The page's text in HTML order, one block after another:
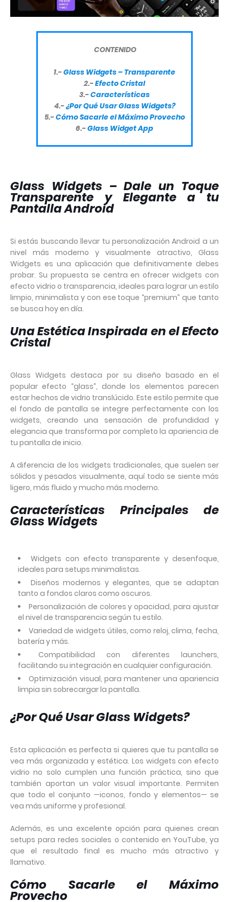
CONTENIDO
1.-Glass Widgets – Transparente
2.-Efecto Cristal
3.-Características
4.-¿Por Qué Usar Glass Widgets?
5.-Cómo Sacarle el Máximo Provecho
6.-Glass Widget App
Glass Widgets – Dale un Toque
Transparente y Elegante a tu
Pantalla Android
Si estás buscando llevar tu personalización Android a un
nivel más moderno y visualmente atractivo, Glass
Widgets es una aplicación que definitivamente debes
probar. Su propuesta se centra en ofrecer widgets con
efecto vidrio o transparencia, ideales para lograr un estilo
limpio, minimalista y con ese toque “premium” que tanto
se busca hoy en día.
Una Estética Inspirada en el Efecto
Cristal
Glass Widgets destaca por su diseño basado en el
popular efecto “glass”, donde los elementos parecen
estar hechos de vidrio translúcido. Este estilo permite que
el fondo de pantalla se integre perfectamente con los
widgets, creando una sensación de profundidad y
elegancia que transforma por completo la apariencia de
tu pantalla de inicio.
A diferencia de los widgets tradicionales, que suelen ser
sólidos y pesados visualmente, aquí todo se siente más
ligero, más fluido y mucho más moderno.
Características Principales de
Glass Widgets
Widgets con efecto transparente y desenfoque,
ideales para setups minimalistas.
Diseños modernos y elegantes, que se adaptan
tanto a fondos claros como oscuros.
Personalización de colores y opacidad, para ajustar
el nivel de transparencia según tu estilo.
Variedad de widgets útiles, como reloj, clima, fecha,
batería y más.
Compatibilidad con diferentes launchers,
facilitando su integración en cualquier configuración.
Optimización visual, para mantener una apariencia
limpia sin sobrecargar la pantalla.
¿Por Qué Usar Glass Widgets?
Esta aplicación es perfecta si quieres que tu pantalla se
vea más organizada y estética. Los widgets con efecto
vidrio no solo cumplen una función práctica, sino que
también aportan un valor visual importante. Permiten
que todo el conjunto —iconos, fondo y elementos— se
vea más uniforme y profesional.
Además, es una excelente opción para quienes crean
setups para redes sociales o contenido en YouTube, ya
que el resultado final es mucho más atractivo y
llamativo.
Cómo Sacarle el Máximo
Provecho